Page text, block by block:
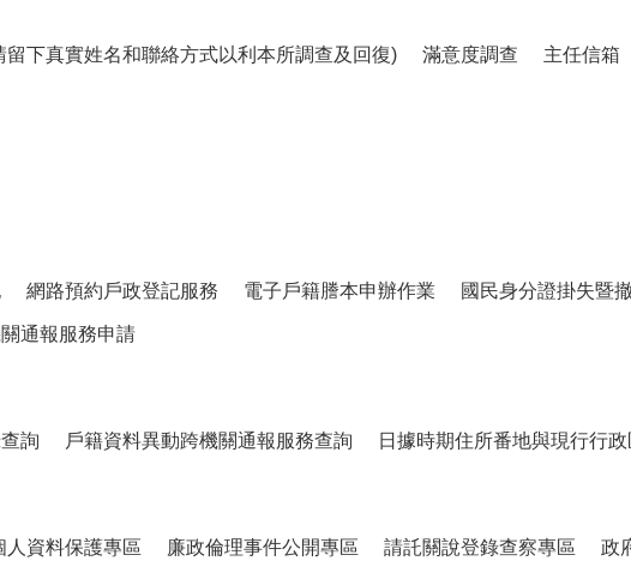
留下真實姓名和聯絡方式以利本所調查及回復) 滿意度調查 主任信箱
網路預約戶政登記服務 電子戶籍謄本申辦作業 國民身分證掛失暨
通報服務申請
詢 戶籍資料異動跨機關通報服務查詢 日據時期住所番地與現行行
人資料保護專區 廉政倫理事件公開專區 請託關說登錄查察專區 政